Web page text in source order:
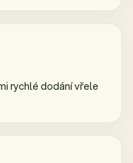
5 hvězdiček.
rychlé dodání vřele